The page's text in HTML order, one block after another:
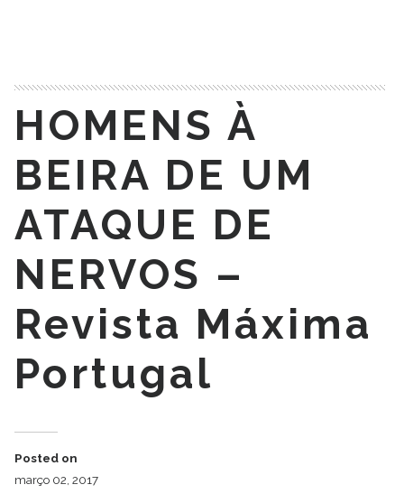
HOMENS À
BEIRA DE UM
ATAQUE DE
NERVOS –
Revista Máxima
Portugal
Posted on
março 02, 2017